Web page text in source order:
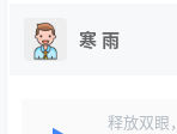
寒 雨
释放双眼